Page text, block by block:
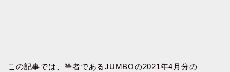
この記事では、筆者であるJUMBOの2021年4月分の